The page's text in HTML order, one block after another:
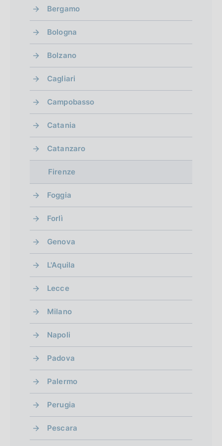
Bergamo
Bologna
Bolzano
Cagliari
Campobasso
Catania
Catanzaro
Firenze
Foggia
Forlì
Genova
L'Aquila
Lecce
Milano
Napoli
Padova
Palermo
Perugia
Pescara